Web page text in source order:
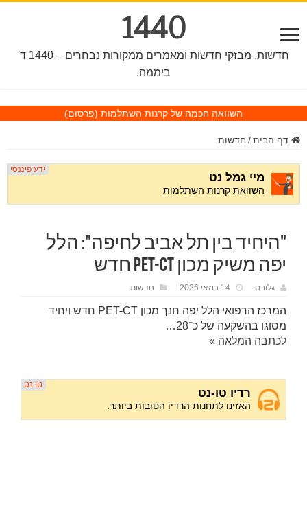
1440
חדשות, מבזקי חדשות ומאמרים ממקורות נבחרים – 1440 ד'
ביממה.
השוואה חכמה של קרנות השתלמות (פרסום)
דף הבית / חדשות
"היחיד בין תל אביב לחיפה": הלל
יפה משיק מכון PET-CT חדש
גלובס 14 במאי 2026 חדשות
המרכז הרפואי הלל יפה חנך מכון PET-CT חדש ויחיד
מסוגו בהשקעה של כ־28…
לכתבה המלאה »